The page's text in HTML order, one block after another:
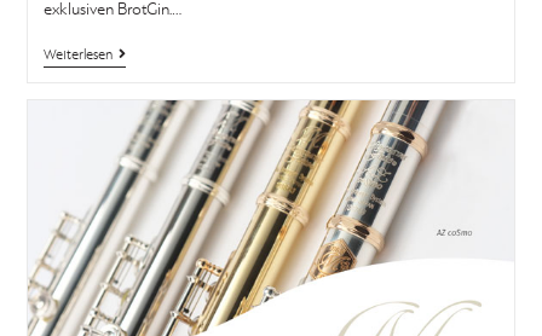
exklusiven BrotGin.…
Weiterlesen